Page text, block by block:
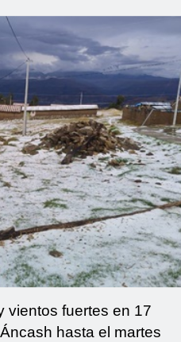
vientos fuertes en 17
hasta el martes